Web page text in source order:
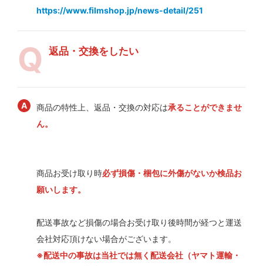
https://www.filmshop.jp/news-detail/251
返品・交換をしたい
商品の特性上、返品・交換の対応は承ることができませ
ん。
商品お受け取り時必ず損傷・梱包に外傷がないか検品お
願いします。
配送事故など損傷の場合お受け取り後時間が経つと運送
会社対応頂けない場合がございます。
※配送中の事故は当社では無く配送会社（ヤマト運輸・